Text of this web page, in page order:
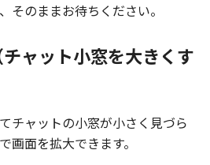
そのままお待ちください。
ャット小窓を大きくす
チャットの小窓が小さく見づら
画面を拡大できます。